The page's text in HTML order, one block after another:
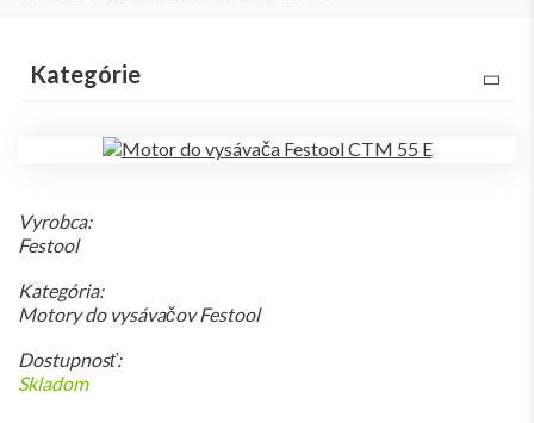
Vyrobca:
Festool
Kategória:
Motory do vysávačov Festool
Dostupnosť:
Skladom
Kategórie